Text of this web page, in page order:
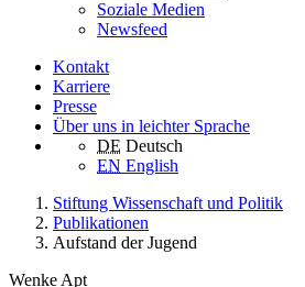
Soziale Medien
Newsfeed
Kontakt
Karriere
Presse
Über uns in leichter Sprache
DE Deutsch
EN English
Stiftung Wissenschaft und Politik
Publikationen
Aufstand der Jugend
Wenke Apt